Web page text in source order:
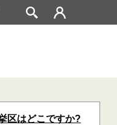
区はどこですか?